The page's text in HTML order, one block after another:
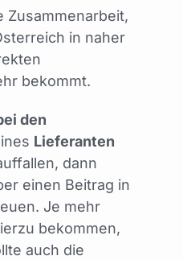
Zusammenarbeit,
in naher
bekommt.
den
Lieferanten
dann
einen Beitrag in
Je mehr
bekommen,
auch die